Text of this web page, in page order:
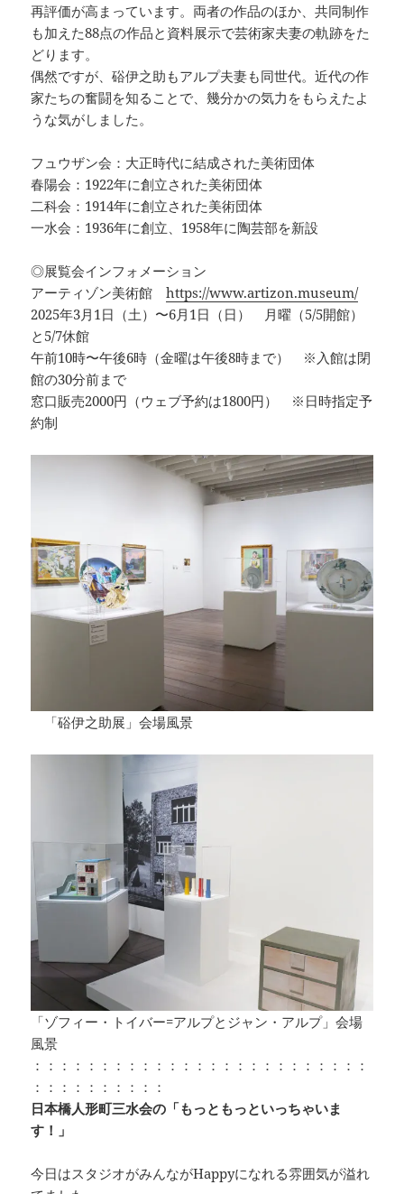
再評価が高まっています。両者の作品のほか、共同制作
も加えた88点の作品と資料展示で芸術家夫妻の軌跡をた
どります。
偶然ですが、硲伊之助もアルプ夫妻も同世代。近代の作
家たちの奮闘を知ることで、幾分かの気力をもらえたよ
うな気がしました。
フュウザン会：大正時代に結成された美術団体
春陽会：1922年に創立された美術団体
二科会：1914年に創立された美術団体
一水会：1936年に創立、1958年に陶芸部を新設
◎展覧会インフォメーション
アーティゾン美術館https://www.artizon.museum/
2025年3月1日（土）〜6月1日（日） 月曜（5/5開館）
と5/7休館
午前10時〜午後6時（金曜は午後8時まで） ※入館は閉
館の30分前まで
窓口販売2000円（ウェブ予約は1800円） ※日時指定予
約制
「硲伊之助展」会場風景
「ゾフィー・トイバー=アルプとジャン・アルプ」会場
風景
：：：：：：：：：：：：：：：：：：：：：：：：：
：：：：：：：：：：
日本橋人形町三水会の「もっともっといっちゃいま
す！」
今日はスタジオがみんながHappyになれる雰囲気が溢れ